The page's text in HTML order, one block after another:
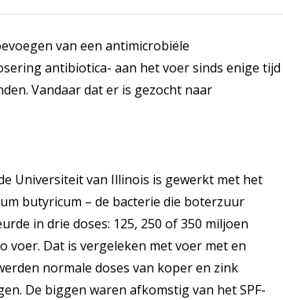
van een antimicrobiële
antibiotica- aan het voer sinds enige tijd
Vandaar dat er is gezocht naar
Universiteit van Illinois is gewerkt met het
butyricum – de bacterie die boterzuur
in drie doses: 125, 250 of 350 miljoen
voer. Dat is vergeleken met voer met en
normale doses van koper en zink
De biggen waren afkomstig van het SPF-